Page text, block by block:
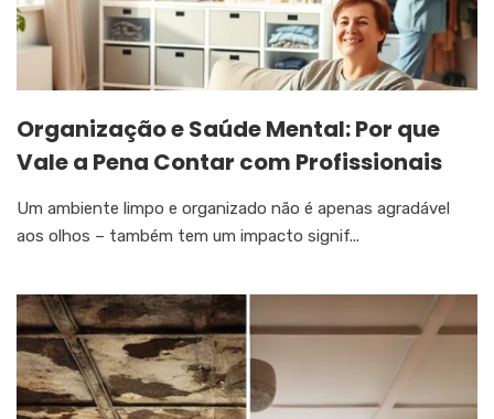
Organização e Saúde Mental: Por que
Vale a Pena Contar com Profissionais
Um ambiente limpo e organizado não é apenas agradável
aos olhos – também tem um impacto signif...